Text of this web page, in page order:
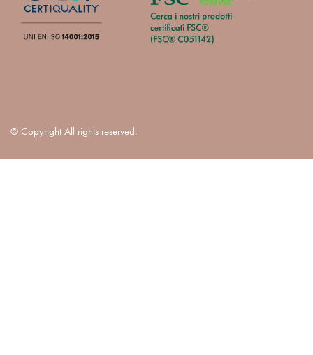
© Copyright All rights reserved.